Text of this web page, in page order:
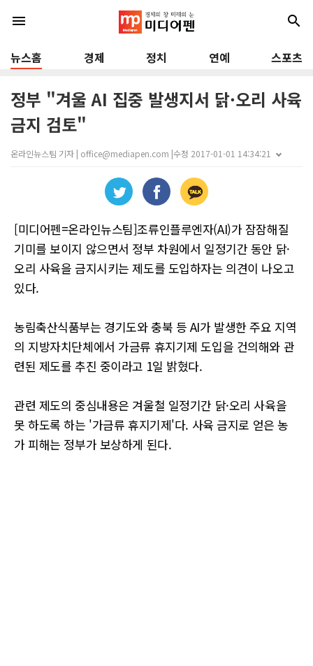
menu search
뉴스홈 경제 정치 연예 스포츠
정부 "겨울 AI 집중 발생지서 닭·오리 사육
금지 검토"
온라인뉴스팀 기자 | office@mediapen.com |수정 2017-01-01 14:34:21
[미디어펜=온라인뉴스팀]조류인플루엔자(AI)가 잠잠해질
기미를 보이지 않으면서 정부 차원에서 일정기간 동안 닭·
오리 사육을 금지시키는 제도를 도입하자는 의견이 나오고
있다.
농림축산식품부는 경기도와 충북 등 AI가 발생한 주요 지역
의 지방자치단체에서 가금류 휴지기제 도입을 건의해와 관
련된 제도를 추진 중이라고 1일 밝혔다.
관련 제도의 중심내용은 겨울철 일정기간 닭·오리 사육을
못 하도록 하는 '가금류 휴지기제'다. 사육 금지로 얻은 농
가 피해는 정부가 보상하게 된다.